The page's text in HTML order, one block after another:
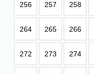
256 257 258
264 265 266
272 273 274